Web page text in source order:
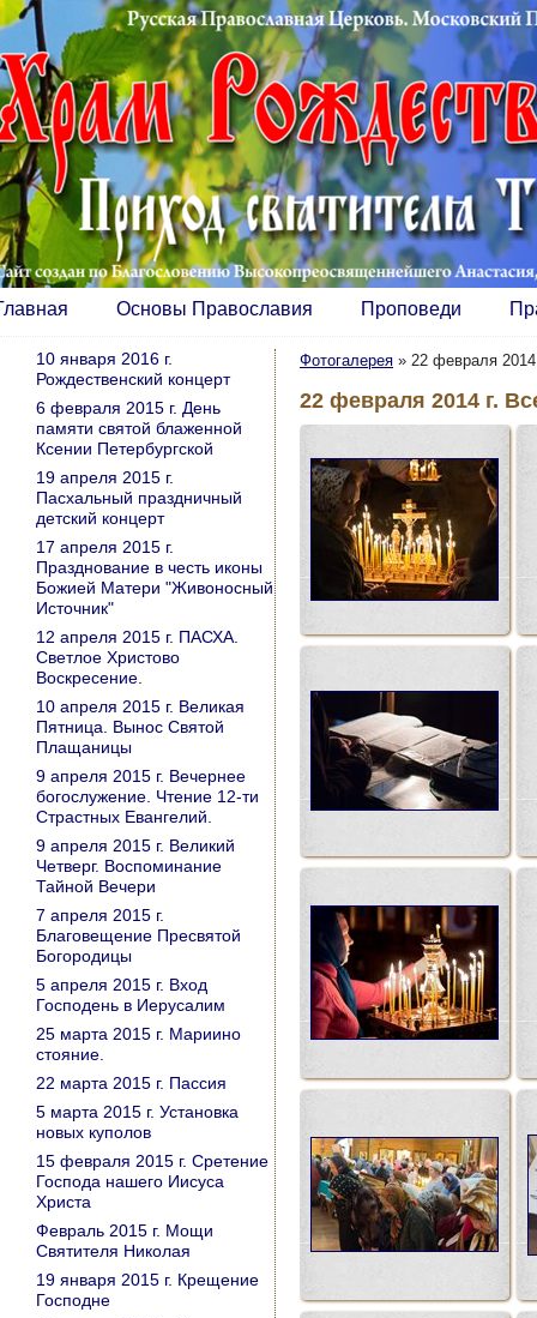
Основы Православия Проповеди
Фотогалерея » 22 февраля 2014
22 февраля 2014 г.
10 января 2016 г.
Рождественский концерт
6 февраля 2015 г. День
памяти святой блаженной
Ксении Петербургской
19 апреля 2015 г.
Пасхальный праздничный
детский концерт
17 апреля 2015 г.
Празднование в честь иконы
Божией Матери "Живоносный
Источник"
12 апреля 2015 г. ПАСХА.
Светлое Христово
Воскресение.
10 апреля 2015 г. Великая
Пятница. Вынос Святой
Плащаницы
9 апреля 2015 г. Вечернее
богослужение. Чтение 12-ти
Страстных Евангелий.
9 апреля 2015 г. Великий
Четверг. Воспоминание
Тайной Вечери
7 апреля 2015 г.
Благовещение Пресвятой
Богородицы
5 апреля 2015 г. Вход
Господень в Иерусалим
25 марта 2015 г. Мариино
стояние.
22 марта 2015 г. Пассия
5 марта 2015 г. Установка
новых куполов
15 февраля 2015 г. Сретение
Господа нашего Иисуса
Христа
Февраль 2015 г. Мощи
Святителя Николая
19 января 2015 г. Крещение
Господне